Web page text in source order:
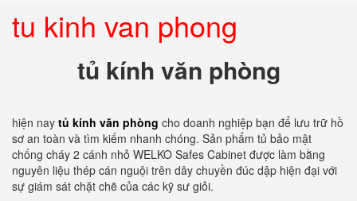
tu kinh van phong
tủ kính văn phòng
hiện nay tủ kính văn phòng cho doanh nghiệp bạn để lưu trữ hồ
sơ an toàn và tìm kiếm nhanh chóng. Sản phẩm tủ bảo mật
chống cháy 2 cánh nhỏ WELKO Safes Cabinet được làm bằng
nguyên liệu thép cán nguội trên dây chuyền đúc dập hiện đại với
sự giám sát chặt chẽ của các kỹ sư giỏi.